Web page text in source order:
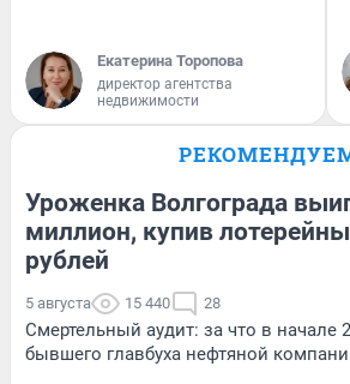
Екатерина Торопова
директор агентства
недвижимости
Уроженка Волгограда
миллион, купив
рублей
5 августа 15 440 28
Смертельный аудит: за что в начале
бывшего главбуха нефтяной